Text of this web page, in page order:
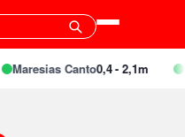
Maresias Canto0,4 - 2,1m